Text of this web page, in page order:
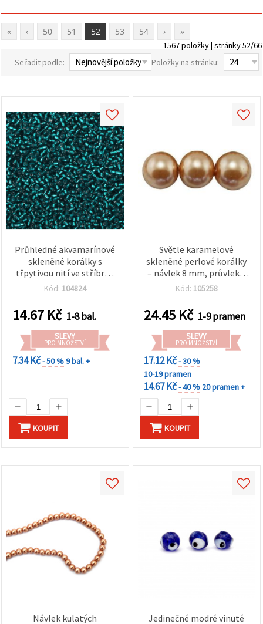
« ‹ 50 51 52 53 54 › »
1567 položky | stránky 52/66
Seřadit podle:
Položky na stránku:
Průhledné akvamarínové
skleněné korálky s
třpytivou nití ve stříbrné
barvě, 3 mm, 50 g
Kód: 104824
14.67 Kč 1-8 bal.
SLEVY
PRO MNOŽSTVÍ
7.34 Kč- 50 %9 bal. +
KOUPIT
Světle karamelové
skleněné perlové korálky
– návlek 8 mm, průvlek 1
mm, ideální na šperky,
tvoření, cca 80 cm (cca
110 ks)
Kód: 105258
24.45 Kč 1-9 pramen
SLEVY
PRO MNOŽSTVÍ
17.12 Kč- 30 %
10-19 pramen
14.67 Kč- 40 % 20 pramen +
KOUPIT
Návlek kulatých Jedinečné modré vinuté